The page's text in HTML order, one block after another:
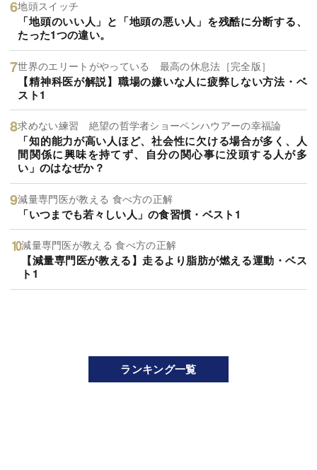
地頭スイッチ
「地頭のいい人」と「地頭の悪い人」を残酷に分断する、
たった1つの違い。
世界のエリートがやっている 最高の休息法［完全版］
【精神科医が解説】職場の嫌いな人に疲弊しない方法・ベ
スト1
求めない練習 絶望の哲学者ショーペンハウアーの幸福論
「知的能力が高い人ほど、社会性に欠ける場合が多く、人
間関係に興味を持てず、自分の関心事に没頭する人が多
い」のはなぜか？
減量専門医が教える 食べ方の正解
「いつまでも若々しい人」の食習慣・ベスト1
減量専門医が教える 食べ方の正解
【減量専門医が教える】走るより脂肪が燃える運動・ベス
ト1
ランキング一覧